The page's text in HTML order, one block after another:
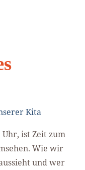
Kita
Uhr, ist Zeit zum
Wie wir
und wer